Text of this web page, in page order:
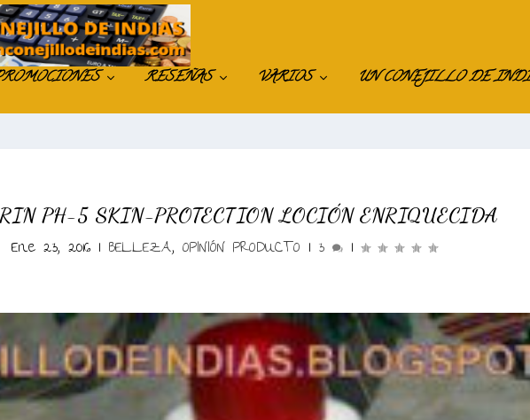
RESEÑAS VARIOS UN CONEJILLO DE
PH-5 SKIN-PROTECTION LOCIÓN ENRIQUECIDA
Ene 23, 2016 | BELLEZA,OPINIÓN PRODUCTO | 3 |